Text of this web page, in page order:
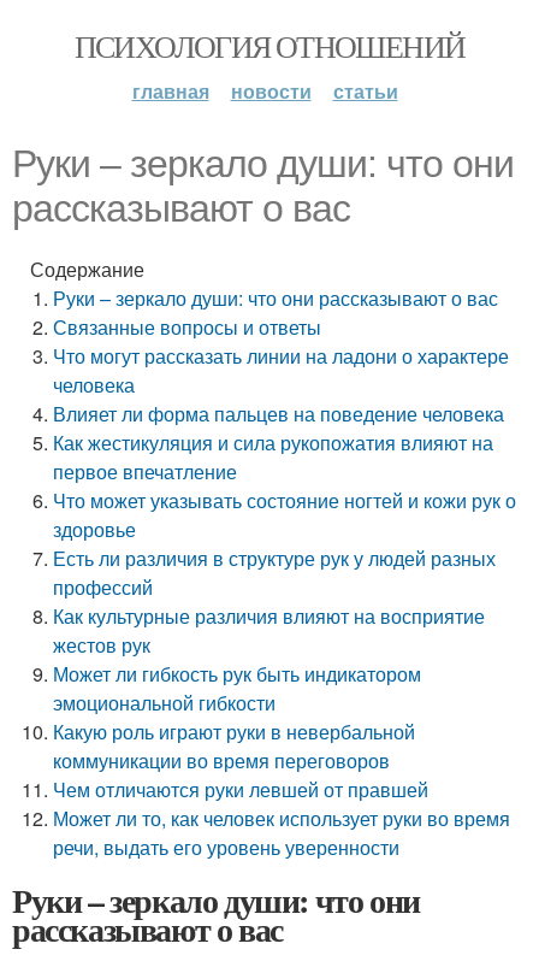
ПСИХОЛОГИЯ ОТНОШЕНИЙ
главная новости статьи
Руки – зеркало души: что они
рассказывают о вас
Содержание
Руки – зеркало души: что они рассказывают о вас
Связанные вопросы и ответы
Что могут рассказать линии на ладони о характере
человека
Влияет ли форма пальцев на поведение человека
Как жестикуляция и сила рукопожатия влияют на
первое впечатление
Что может указывать состояние ногтей и кожи рук о
здоровье
Есть ли различия в структуре рук у людей разных
профессий
Как культурные различия влияют на восприятие
жестов рук
Может ли гибкость рук быть индикатором
эмоциональной гибкости
Какую роль играют руки в невербальной
коммуникации во время переговоров
Чем отличаются руки левшей от правшей
Может ли то, как человек использует руки во время
речи, выдать его уровень уверенности
Руки – зеркало души: что они
рассказывают о вас